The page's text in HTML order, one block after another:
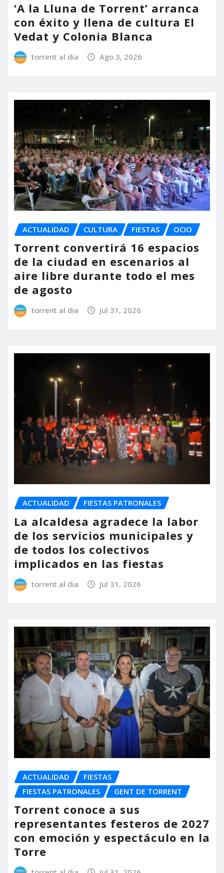
‘A la Lluna de Torrent’ arranca
con éxito y llena de cultura El
Vedat y Colonia Blanca
torrent al dia Ago 3, 2026
ACTUALIDAD CULTURA FIESTAS OCIO
Torrent convertirá 16 espacios
de la ciudad en escenarios al
aire libre durante todo el mes
de agosto
torrent al dia Jul 31, 2026
ACTUALIDAD FIESTAS PATRONALES
La alcaldesa agradece la labor
de los servicios municipales y
de todos los colectivos
implicados en las fiestas
torrent al dia Jul 31, 2026
ACTUALIDAD
FIESTAS
FIESTAS PATRONALES
GENT DE TORRENT
Torrent conoce a sus
representantes festeros de 2027
con emoción y espectáculo en la
Torre